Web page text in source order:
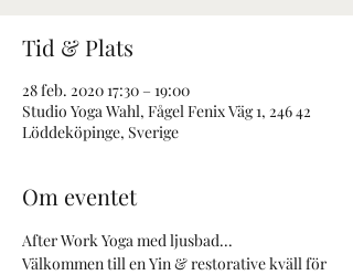
Tid & Plats
28 feb. 2020 17:30 – 19:00
Studio Yoga Wahl, Fågel Fenix Väg 1, 246 42
Löddeköpinge, Sverige
Om eventet
After Work Yoga med ljusbad...
Välkommen till en Yin & restorative kväll för